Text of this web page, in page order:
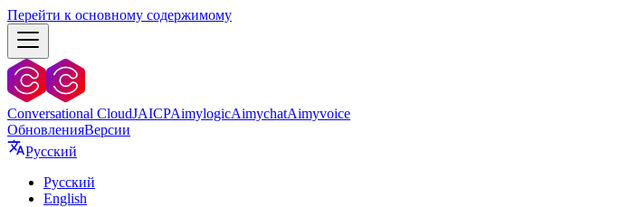
Перейти к основному содержимому
Conversational CloudJAICPAimylogicAimychatAimyvoice
ОбновленияВерсии
Русский
Русский
English